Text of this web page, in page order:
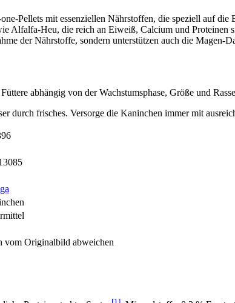
Pellets mit essenziellen Nährstoffen, die speziell auf
Alfalfa-Heu, die reich an Eiweiß, Calcium und
der Nährstoffe, sondern unterstützen auch die
abhängig von der Wachstumsphase, Größe und
durch frisches. Versorge die Kaninchen immer mit
vom Originalbild abweichen